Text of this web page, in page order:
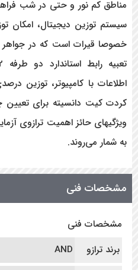
مناطق کم نور و حتی در شب
سیستم توزین دیجیتال، امکان
خصوصا قیرات است که در جواهر
اطلاعات با کامپیوتر، توزین
کردت کیت دانسیته برای تعیین
به شمار می‌روند.
مشخصات فنی
مشخصات فنی
برند ترازو
AND